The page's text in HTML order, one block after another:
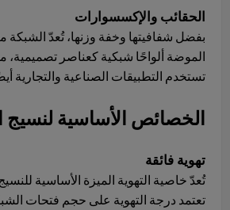
الحقائب والإكسسوارات
بفضل شفافيتها وخفة وزنها، تُعدّ
الموضة ألواحًا شبكية كعناصر
تستخدم التطبيقات الصناعية والتجارية
الخصائص الأساسية لنسيج
تهوية فائقة
تُعدّ خاصية التهوية الميزة الأساسية
تعتمد درجة التهوية على حجم فتحات